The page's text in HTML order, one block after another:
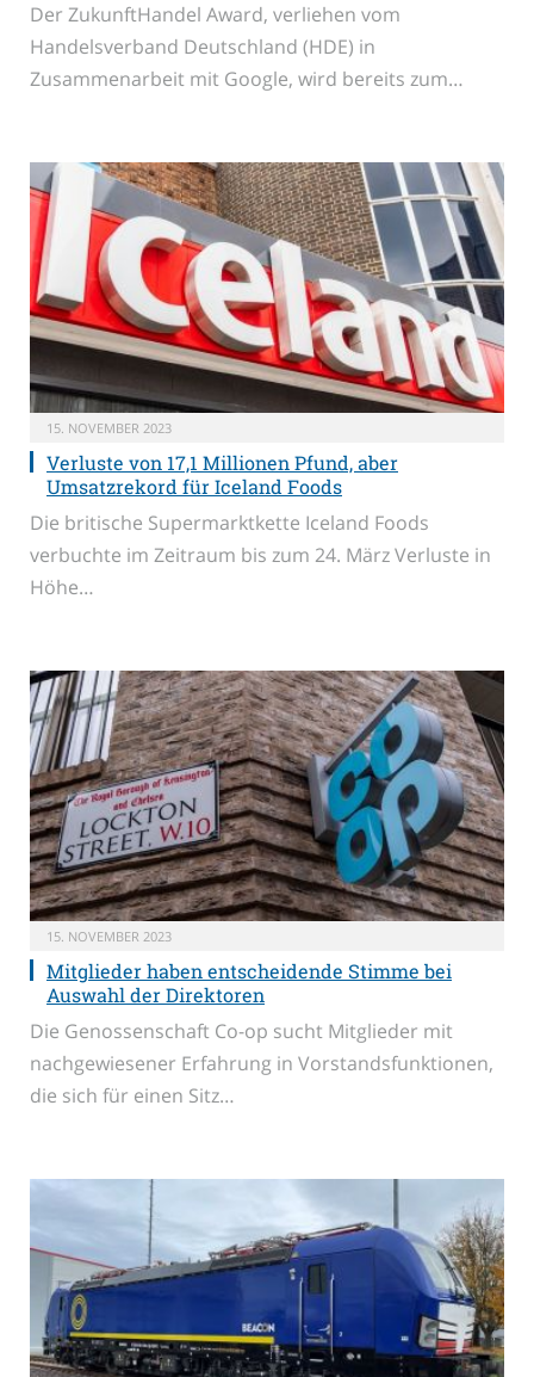
Der ZukunftHandel Award, verliehen vom
Handelsverband Deutschland (HDE) in
Zusammenarbeit mit Google, wird bereits zum…
15. NOVEMBER 2023
Verluste von 17,1 Millionen Pfund, aber
Umsatzrekord für Iceland Foods
Die britische Supermarktkette Iceland Foods
verbuchte im Zeitraum bis zum 24. März Verluste in
Höhe…
15. NOVEMBER 2023
Mitglieder haben entscheidende Stimme bei
Auswahl der Direktoren
Die Genossenschaft Co-op sucht Mitglieder mit
nachgewiesener Erfahrung in Vorstandsfunktionen,
die sich für einen Sitz…